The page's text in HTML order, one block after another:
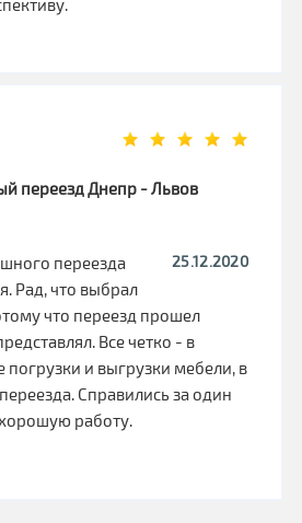
переезд Днепр - Львов
25.12.2020
переезда
Рад, что выбрал
что переезд прошел
Все четко - в
погрузки и выгрузки мебели, в
Справились за один
работу.